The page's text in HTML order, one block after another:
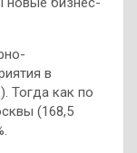
в
Тогда как по
(168,5